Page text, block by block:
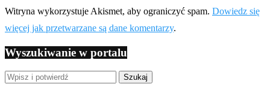
Witryna wykorzystuje Akismet, aby ograniczyć spam. Dowiedz się
więcej jak przetwarzane są dane komentarzy.
Wyszukiwanie w portalu